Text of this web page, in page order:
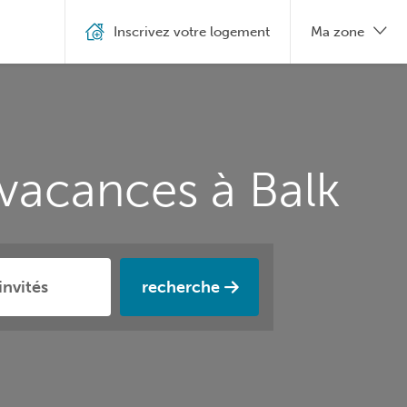
à Balk
recherche
Inscrivez votre logement Ma zone